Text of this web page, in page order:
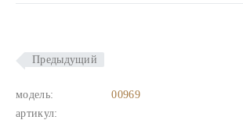
Предыдущий
модель:
00969
артикул: